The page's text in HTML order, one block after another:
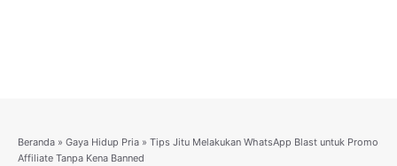
Beranda » Gaya Hidup Pria » Tips Jitu Melakukan WhatsApp Blast untuk Promo
Affiliate Tanpa Kena Banned